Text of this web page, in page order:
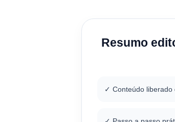
Resumo
✓ Conteúdo liberado